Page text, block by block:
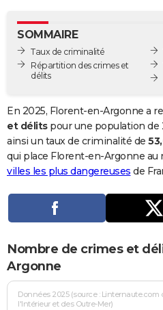
GUIDES D'ACHAT
BONS PLANS
Carte de Noël
Carte Bonne année
Carte Saint-Valentin
Carte Pâques
Carte d'anniversaire
DICTIONNAIRE
Dictionnaire
Biographies
Citations
Expressions
Proverbes
PROGRAMME TV
Se connecter
Entreprises
Service militaire
Avis de recherche
AVIS DE DÉCÈS
Bricolage
Lifestyle
Culture
Sport
Auto
Television
Voyage
Cinema
SOMMAIRE
Taux de criminalité
Répartition des crimes et
délits
En 2025, Florent-en-Argonne a
et délitspour une population de
ainsi un taux de criminalité de
qui place Florent-en-Argonne au
villes les plus dangereuses de
Nombre de crimes et
Argonne
Données 2025 (source :
l'Intérieur et des Outre-Mer)